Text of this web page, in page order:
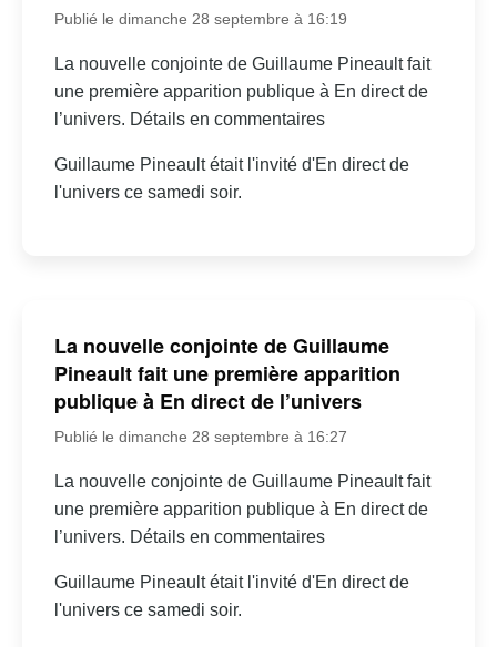
Publié le dimanche 28 septembre à 16:19
La nouvelle conjointe de Guillaume Pineault fait
une première apparition publique à En direct de
l’univers. Détails en commentaires
Guillaume Pineault était l'invité d'En direct de
l'univers ce samedi soir.
La nouvelle conjointe de Guillaume
Pineault fait une première apparition
publique à En direct de l’univers
Publié le dimanche 28 septembre à 16:27
La nouvelle conjointe de Guillaume Pineault fait
une première apparition publique à En direct de
l’univers. Détails en commentaires
Guillaume Pineault était l'invité d'En direct de
l'univers ce samedi soir.